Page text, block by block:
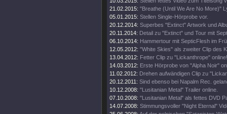
21.02.2015: "Breathe (Until We Are No More)"
05.01.2015: Stellen Single-Hörprobe vor.
20.12.2014: Superbes "Extinct" Artwork und
20.11.2014: Detail zu "Extinct" und Tour mit
06.10.2014: Hammertour mit SepticFlesh im
12.05.2012: "White Skies" als zweiter Clip des
13.04.2012: Fetter Clip zu "Lickanthrope" online!
14.03.2012: Erste Hörprobe von "Alpha Noir"
11.02.2012: Drehen aufwändigen Clip zu
20.12.2011: Sind ebenso bei Napalm Rec.
10.12.2008: "Lusitanian Metal" Trailer online.
07.10.2008: "Lusitanian Metal" als fettes DVD
14.07.2008: Stimmungsvoller "Night Eternal"